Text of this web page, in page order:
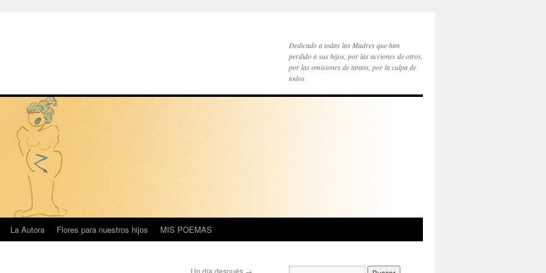
Dedicado a todas las Madres que han
perdido a sus hijos, por las acciones de otros,
por las omisiones de tantos, por la culpa de
todos
La Autora Flores para nuestros hijos MIS POEMAS
Un día después →